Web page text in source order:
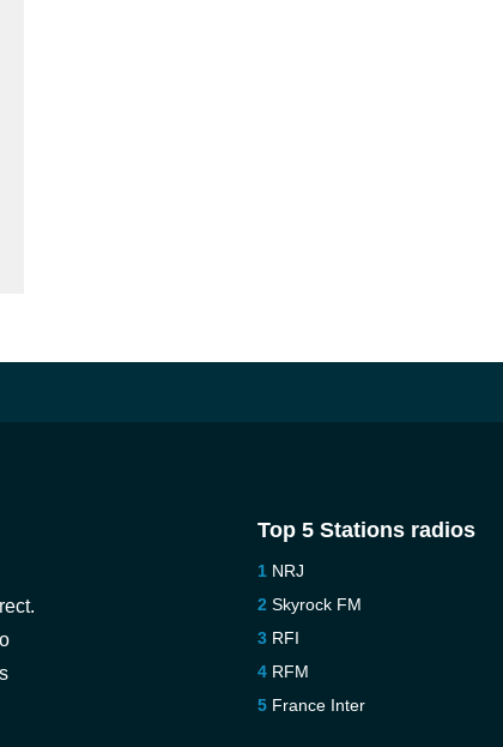
Top 5 Stations radios
NRJ
Skyrock FM
RFI
RFM
France Inter